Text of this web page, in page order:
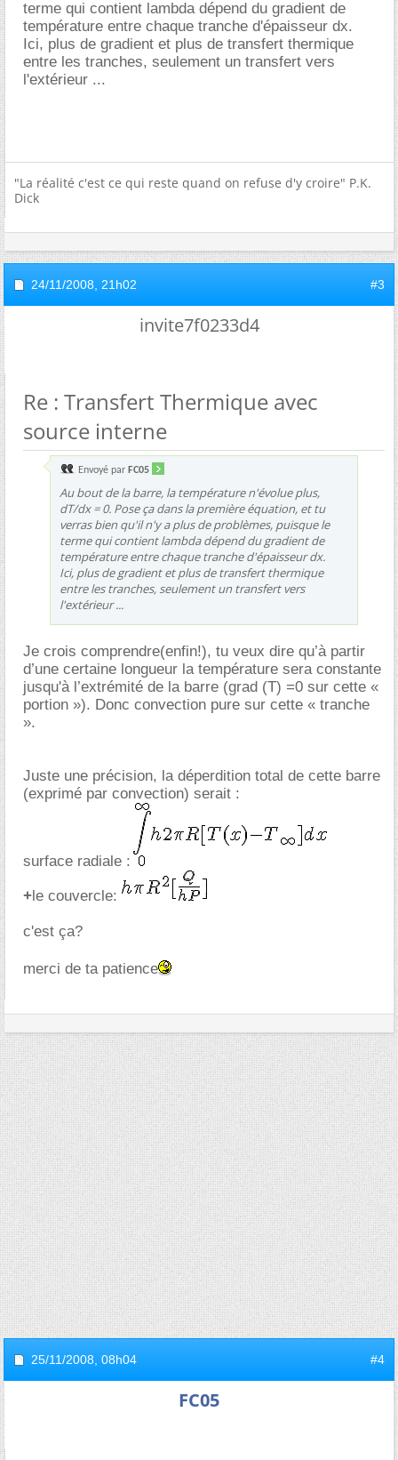
terme qui contient lambda dépend du gradient de
température entre chaque tranche d'épaisseur dx.
Ici, plus de gradient et plus de transfert thermique
entre les tranches, seulement un transfert vers
l'extérieur ...
"La réalité c'est ce qui reste quand on refuse d'y croire" P.K.
Dick
24/11/2008, 21h02 #3
invite7f0233d4
Re : Transfert Thermique avec
source interne
Envoyé par FC05
Au bout de la barre, la température n'évolue plus,
dT/dx = 0. Pose ça dans la première équation, et tu
verras bien qu'il n'y a plus de problèmes, puisque le
terme qui contient lambda dépend du gradient de
température entre chaque tranche d'épaisseur dx.
Ici, plus de gradient et plus de transfert thermique
entre les tranches, seulement un transfert vers
l'extérieur ...
Je crois comprendre(enfin!), tu veux dire qu’à partir
d’une certaine longueur la température sera constante
jusqu'à l’extrémité de la barre (grad (T) =0 sur cette «
portion »). Donc convection pure sur cette « tranche
».
Juste une précision, la déperdition total de cette barre
(exprimé par convection) serait :
surface radiale :
+le couvercle:
c'est ça?
merci de ta patience
25/11/2008, 08h04 #4
FC05